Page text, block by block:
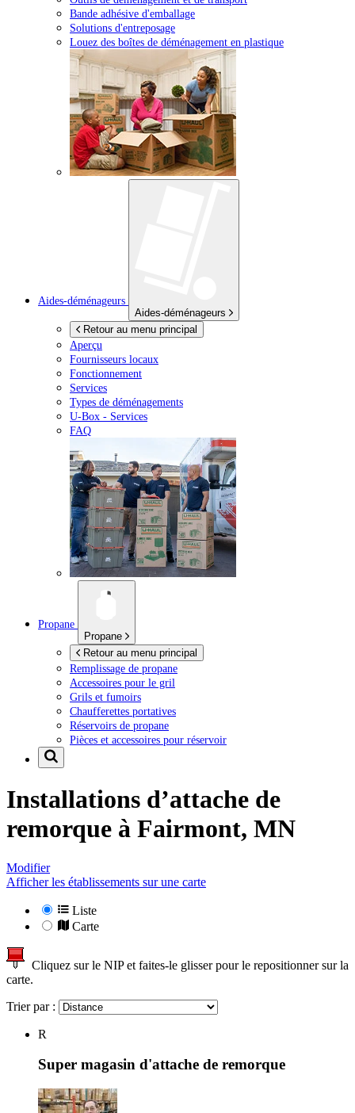
Bande adhésive d'emballage
Solutions d'entreposage
Louez des boîtes de déménagement en plastique
Aides-déménageurs
Aides-déménageurs
Retour au menu principal
Aperçu
Fournisseurs locaux
Fonctionnement
Services
Types de déménagements
U-Box - Services
FAQ
Propane
Propane
Retour au menu principal
Remplissage de propane
Accessoires pour le gril
Grils et fumoirs
Chaufferettes portatives
Réservoirs de propane
Pièces et accessoires pour réservoir
Installations d’attache de
remorque à Fairmont, MN
Modifier
Afficher les établissements sur une carte
Liste
Carte
Cliquez sur le NIP et faites-le glisser pour le repositionner sur la
carte.
Trier par :
R
Super magasin d'attache de remorque